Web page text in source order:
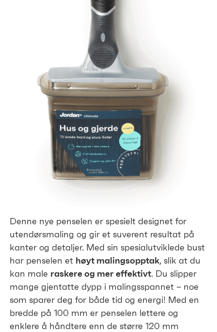
Denne nye penselen er spesielt designet for
utendørsmaling og gir et suverent resultat på
kanter og detaljer. Med sin spesialutviklede bust
har penselen et høyt malingsopptak, slik at du
kan male raskere og mer effektivt. Du slipper
mange gjentatte dypp i malingsspannet – noe
som sparer deg for både tid og energi! Med en
bredde på 100 mm er penselen lettere og
enklere å håndtere enn de større 120 mm